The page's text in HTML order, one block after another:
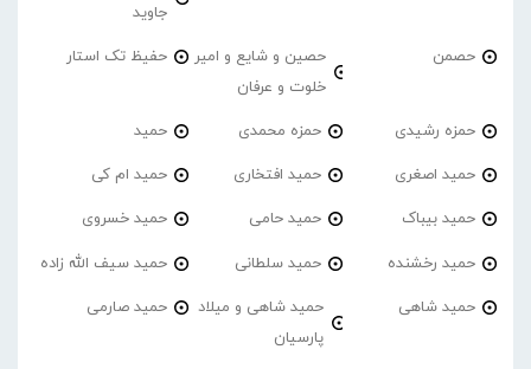
جاوید
حصمن
حصین و شایع و امیر
خلوت و عرفان
حفیظ تک استار
حمزه رشیدی حمزه محمدی حمید
حمید اصغری حمید افتخاری حمید ام کی
حمید بیباک حمید حامی حمید خسروی
حمید رخشنده حمید سلطانی حمید سیف الله زاده
حمید شاهی
حمید شاهی و میلاد
پارسیان
حمید صارمی